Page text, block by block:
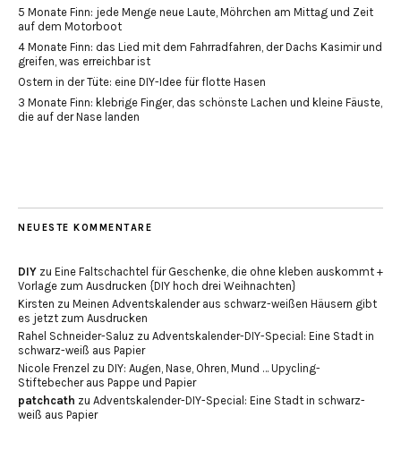
5 Monate Finn: jede Menge neue Laute, Möhrchen am Mittag und Zeit
auf dem Motorboot
4 Monate Finn: das Lied mit dem Fahrradfahren, der Dachs Kasimir und
greifen, was erreichbar ist
Ostern in der Tüte: eine DIY-Idee für flotte Hasen
3 Monate Finn: klebrige Finger, das schönste Lachen und kleine Fäuste,
die auf der Nase landen
NEUESTE KOMMENTARE
DIY zu Eine Faltschachtel für Geschenke, die ohne kleben auskommt +
Vorlage zum Ausdrucken {DIY hoch drei Weihnachten}
Kirsten zu Meinen Adventskalender aus schwarz-weißen Häusern gibt
es jetzt zum Ausdrucken
Rahel Schneider-Saluz zu Adventskalender-DIY-Special: Eine Stadt in
schwarz-weiß aus Papier
Nicole Frenzel zu DIY: Augen, Nase, Ohren, Mund … Upycling-
Stiftebecher aus Pappe und Papier
patchcath zu Adventskalender-DIY-Special: Eine Stadt in schwarz-
weiß aus Papier